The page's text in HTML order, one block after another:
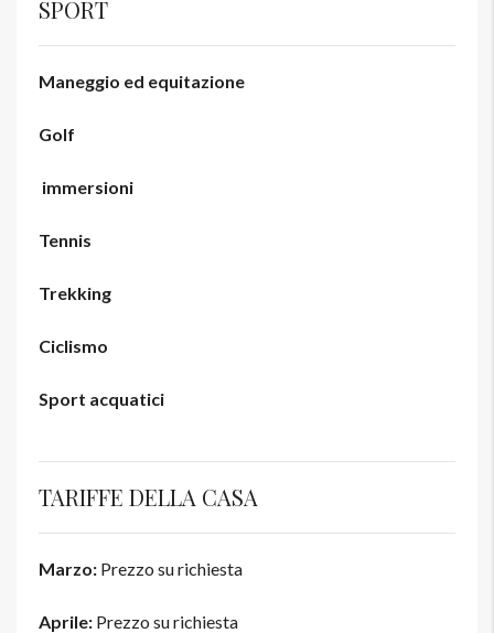
SPORT
Maneggio ed equitazione
Golf
immersioni
Tennis
Trekking
Ciclismo
Sport acquatici
TARIFFE DELLA CASA
Marzo: Prezzo su richiesta
Aprile: Prezzo su richiesta